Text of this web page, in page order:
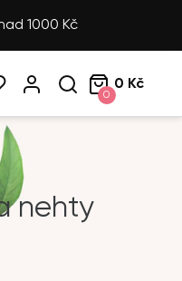
1000 Kč
0
0 Kč
nehty